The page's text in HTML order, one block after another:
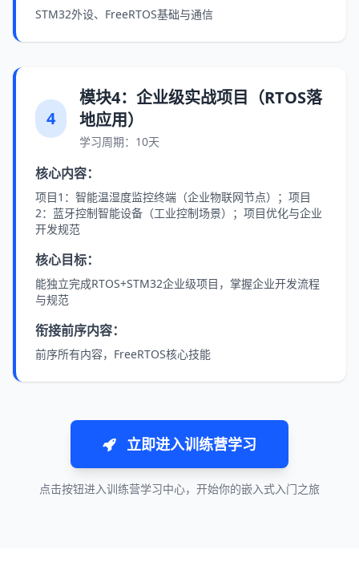
STM32外设、FreeRTOS基础与通信
4
模块4：企业级实战项目（RTOS落
地应用）
学习周期：10天
核心内容：
项目1：智能温湿度监控终端（企业物联网节点）；项目
2：蓝牙控制智能设备（工业控制场景）；项目优化与企业
开发规范
核心目标：
能独立完成RTOS+STM32企业级项目，掌握企业开发流程
与规范
衔接前序内容：
前序所有内容，FreeRTOS核心技能
立即进入训练营学习
点击按钮进入训练营学习中心，开始你的嵌入式入门之旅